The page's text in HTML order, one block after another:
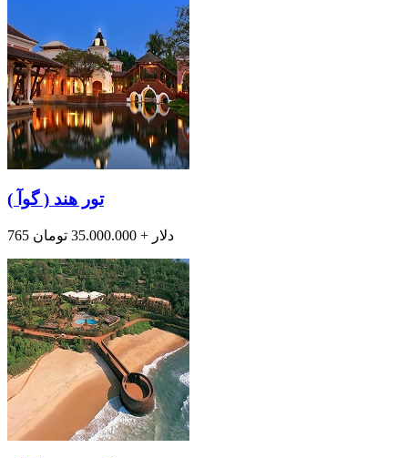
تور هند ( گوآ )
765 دلار + 35.000.000 تومان